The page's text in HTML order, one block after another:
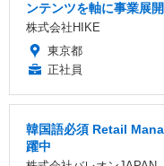
ンテンツを軸に事業展開
株式会社HIKE
東京都
正社員
韓国語必須 Retail
躍中